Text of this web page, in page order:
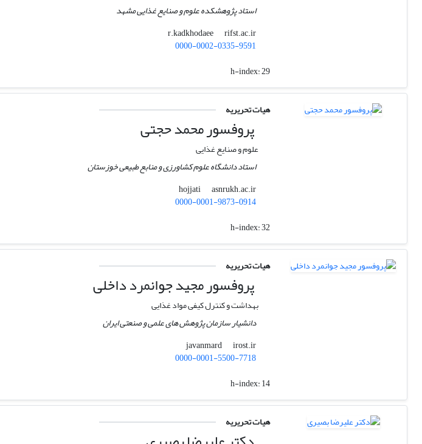
استاد پژوهشکده علوم و صنایع غذایی مشهد
r.kadkhodaee
rifst.ac.ir
0000-0002-0335-9591
h-index:29
هیات تحریریه
پروفسور محمد حجتی
علوم و صنایع غذایی
استاد دانشگاه علوم کشاورزی و منابع طبیعی خوزستان
hojjati
asnrukh.ac.ir
0000-0001-9873-0914
h-index:32
هیات تحریریه
پروفسور مجید جوانمرد داخلی
بهداشت و کنترل کیفی مواد غذایی
دانشیار سازمان پژوهش های علمی و صنعتی ایران
javanmard
irost.ir
0000-0001-5500-7718
h-index:14
هیات تحریریه